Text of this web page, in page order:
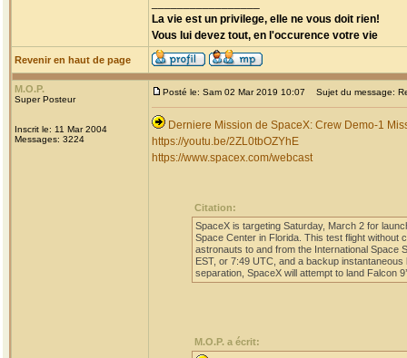
La vie est un privilege, elle ne vous doit rien!
Vous lui devez tout, en l'occurence votre vie
Revenir en haut de page
M.O.P.
Super Posteur
Inscrit le: 11 Mar 2004
Messages: 3224
Posté le: Sam 02 Mar 2019 10:07 Sujet du message:
Derniere Mission de SpaceX: Crew Demo-1
https://youtu.be/2ZL0tbOZYhE
https://www.spacex.com/webcast
Citation:
SpaceX is targeting Saturday, March 2 for
Space Center in Florida. This test flight without
astronauts to and from the International Space
EST, or 7:49 UTC, and a backup
separation, SpaceX will attempt to land Falcon
M.O.P. a écrit: